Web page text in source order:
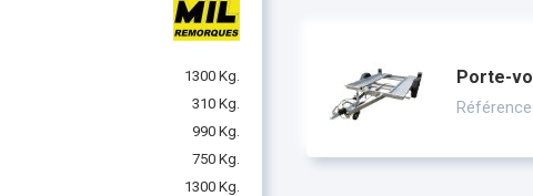
1300 Kg.
310 Kg.
990 Kg.
750 Kg.
1300 Kg.
Porte-